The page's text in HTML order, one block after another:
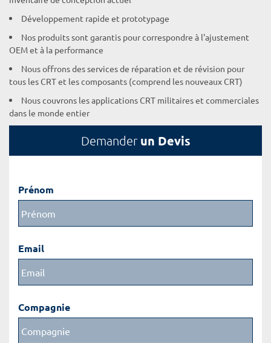
Développement rapide et prototypage
Nos produits sont garantis pour correspondre à l'ajustement
OEM et à la performance
Nous offrons des services de réparation et de révision pour
tous les CRT et les composants (comprend les nouveaux CRT)
Nous couvrons les applications CRT militaires et commerciales
dans le monde entier
Demander un Devis
Prénom
Email
Compagnie